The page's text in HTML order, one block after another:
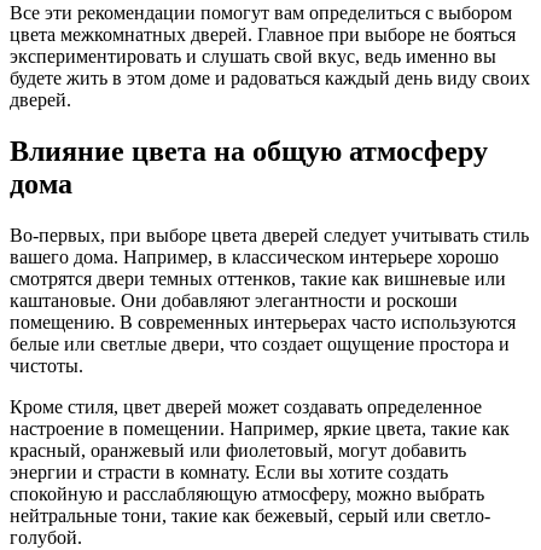
Все эти рекомендации помогут вам определиться с выбором
цвета межкомнатных дверей. Главное при выборе не бояться
экспериментировать и слушать свой вкус, ведь именно вы
будете жить в этом доме и радоваться каждый день виду своих
дверей.
Влияние цвета на общую атмосферу
дома
Во-первых, при выборе цвета дверей следует учитывать стиль
вашего дома. Например, в классическом интерьере хорошо
смотрятся двери темных оттенков, такие как вишневые или
каштановые. Они добавляют элегантности и роскоши
помещению. В современных интерьерах часто используются
белые или светлые двери, что создает ощущение простора и
чистоты.
Кроме стиля, цвет дверей может создавать определенное
настроение в помещении. Например, яркие цвета, такие как
красный, оранжевый или фиолетовый, могут добавить
энергии и страсти в комнату. Если вы хотите создать
спокойную и расслабляющую атмосферу, можно выбрать
нейтральные тони, такие как бежевый, серый или светло-
голубой.